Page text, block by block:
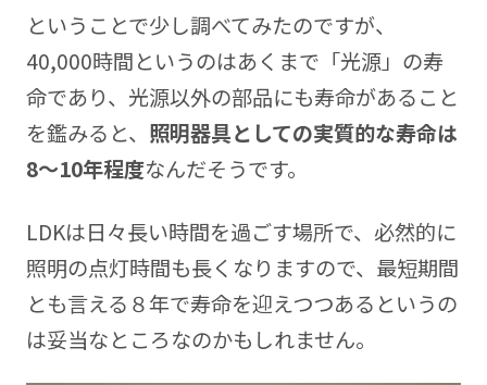
ということで少し調べてみたのですが、
40,000時間というのはあくまで「光源」の寿
命であり、光源以外の部品にも寿命があること
を鑑みると、 照明器具としての実質的な寿命は
8～10年程度なんだそうです。
LDKは日々長い時間を過ごす場所で、必然的に
照明の点灯時間も長くなりますので、最短期間
とも言える８年で寿命を迎えつつあるというの
は妥当なところなのかもしれません。